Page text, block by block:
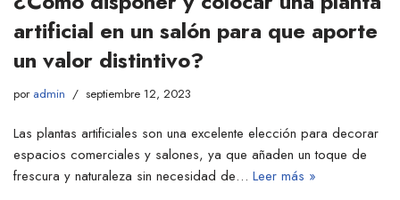
artificial en un salón para que aporte
un valor distintivo?
por admin septiembre 12, 2023
Las plantas artificiales son una excelente elección para decorar
espacios comerciales y salones, ya que añaden un toque de
frescura y naturaleza sin necesidad de… Leer más »